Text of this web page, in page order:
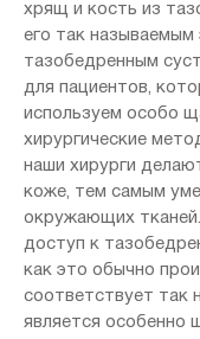
хрящ и кость из
его так
тазобедренным
для пациентов,
используем особо
хирургические
наши хирурги
коже, тем самым
окружающих
доступ к
как это обычно
соответствует так
является особенно